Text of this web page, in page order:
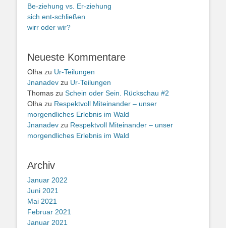
Be-ziehung vs. Er-ziehung
sich ent-schließen
wirr oder wir?
Neueste Kommentare
Olha zu Ur-Teilungen
Jnanadev zu Ur-Teilungen
Thomas zu Schein oder Sein. Rückschau #2
Olha zu Respektvoll Miteinander – unser
morgendliches Erlebnis im Wald
Jnanadev zu Respektvoll Miteinander – unser
morgendliches Erlebnis im Wald
Archiv
Januar 2022
Juni 2021
Mai 2021
Februar 2021
Januar 2021